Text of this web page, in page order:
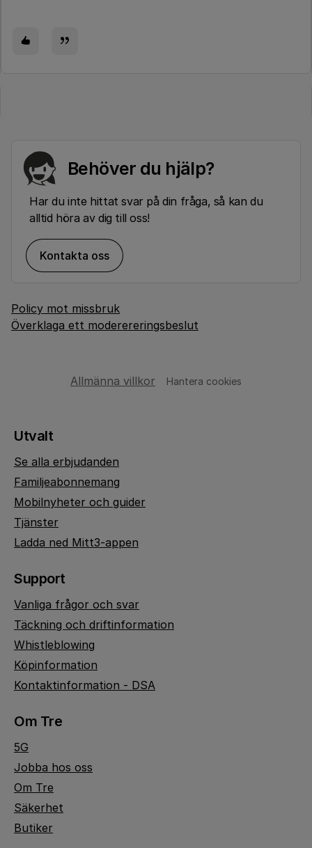
Behöver du hjälp?
Har du inte hittat svar på din fråga, så kan du
alltid höra av dig till oss!
Kontakta oss
Policy mot missbruk
Överklaga ett moderereringsbeslut
Allmänna villkor Hantera cookies
Utvalt
Se alla erbjudanden
Familjeabonnemang
Mobilnyheter och guider
Tjänster
Ladda ned Mitt3-appen
Support
Vanliga frågor och svar
Täckning och driftinformation
Whistleblowing
Köpinformation
Kontaktinformation - DSA
Om Tre
5G
Jobba hos oss
Om Tre
Säkerhet
Butiker